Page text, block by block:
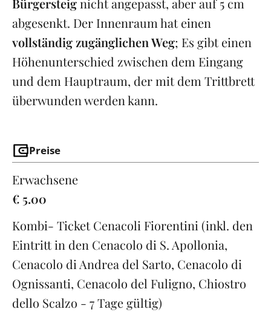
Bürgersteignicht angepasst, aber auf 5 cm
abgesenkt. Der Innenraum hat einen
vollständig zugänglichen Weg; Es gibt einen
Höhenunterschied zwischen dem Eingang
und dem Hauptraum, der mit dem Trittbrett
überwunden werden kann.
Preise
Erwachsene
€ 5.00
Kombi- Ticket Cenacoli Fiorentini (inkl. den
Eintritt in den Cenacolo di S. Apollonia,
Cenacolo di Andrea del Sarto, Cenacolo di
Ognissanti, Cenacolo del Fuligno, Chiostro
dello Scalzo - 7 Tage gültig)